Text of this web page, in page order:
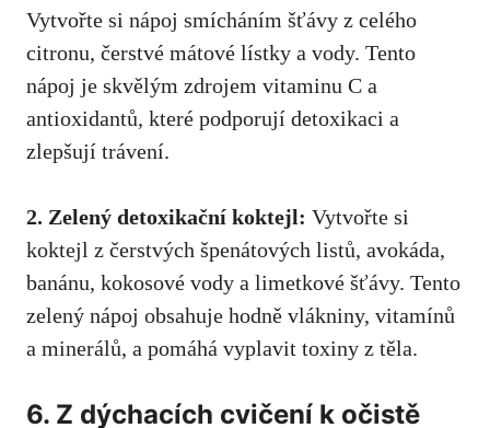
Vytvořte si nápoj smícháním šťávy z celého
citronu, čerstvé mátové lístky a vody. Tento
nápoj je skvělým zdrojem vitaminu C a
antioxidantů, které podporují detoxikaci a
zlepšují trávení.
2. Zelený detoxikační koktejl: Vytvořte si
koktejl z čerstvých špenátových listů, avokáda,
banánu, kokosové vody a limetkové šťávy. Tento
zelený nápoj obsahuje hodně vlákniny, vitamínů
a minerálů, a pomáhá vyplavit toxiny z těla.
6. Z dýchacích cvičení k očistě